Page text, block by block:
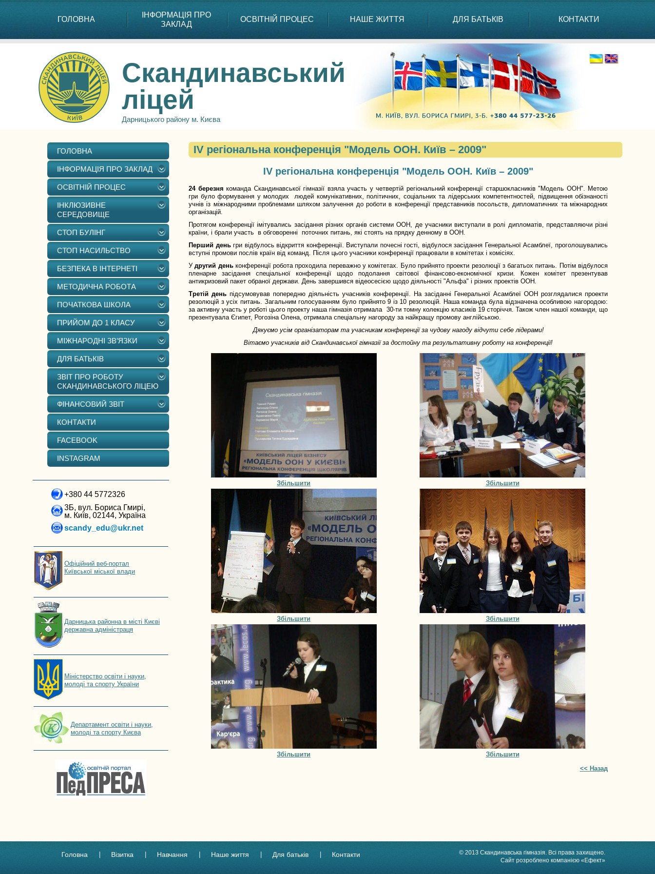
ГОЛОВНА
ІНФОРМАЦІЯ ПРО
ЗАКЛАД
ОСВІТНІЙ ПРОЦЕС НАШЕ ЖИТТЯ ДЛЯ БАТЬКІВ КОНТАКТИ
Скандинавський
ліцей
Дарницького району м. Києва
ГОЛОВНА
ІНФОРМАЦІЯ ПРО ЗАКЛАД
ОСВІТНІЙ ПРОЦЕС
ІНКЛЮЗИВНЕ
СЕРЕДОВИЩЕ
СТОП БУЛІНГ
СТОП НАСИЛЬСТВО
БЕЗПЕКА В ІНТЕРНЕТІ
МЕТОДИЧНА РОБОТА
ПОЧАТКОВА ШКОЛА
ПРИЙОМ ДО 1 КЛАСУ
МІЖНАРОДНІ ЗВ’ЯЗКИ
ДЛЯ БАТЬКІВ
ЗВІТ ПРО РОБОТУ
СКАНДИНАВСЬКОГО ЛІЦЕЮ
ФІНАНСОВИЙ ЗВІТ
КОНТАКТИ
FACEBOOK
INSTAGRAM
+380 44 5772326
3Б, вул. Бориса Гмирі,
м. Київ, 02144, Україна
scandy_edu@ukr.net
Офіційний веб-портал
Київської міської влади
Дарницька районна в місті Києві
державна адміністраця
Мiнiстерство освiти і науки,
молоді та спорту України
Департамент освіти і науки,
молоді та спорту Києва
ІV регіональна конференція "Модель ООН. Київ – 2009"
ІV регіональна конференція "Модель ООН. Київ – 2009"
24 березня команда Скандинавської гімназії взяла участь у четвертій регіональний конференції старшокласників "Модель ООН". Метою
гри було формування у молодих людей комунікативних, політичних, соціальних та лідерських компетентностей, підвищення обізнаності
учнів із міжнародними проблемами шляхом залучення до роботи в конференції представників посольств, дипломатичних та міжнародних
організацій.
Протягом конференції імітувались засідання різних органів системи ООН, де учасники виступали в ролі дипломатів, представляючи різні
країни, і брали участь в обговоренні поточних питань, які стоять на прядку денному в ООН.
Перший деньгри відбулось відкриття конференції. Виступали почесні гості, відбулося засідання Генеральної Асамблеї, проголошувались
вступні промови послів країн від команд. Після цього учасники конференції працювали в комітетах і комісіях.
Удругий деньконференції робота проходила переважно у комітетах. Було прийнято проекти резолюції з багатьох питань. Потім відбулося
пленарне засідання спеціальної конференції щодо подолання світової фінансово-економічної кризи. Кожен комітет презентував
антикризовий пакет обраної держави. День завершився відеосесією щодо діяльності "Альфа" і різних проектів ООН.
Третій день підсумовував попередню діяльність учасників конференції. На засіданні Генеральної Асамблеї ООН розглядалися проекти
резолюцій з усіх питань. Загальним голосуванням було прийнято 9 із 10 резолюцій. Наша команда була відзначена особливою нагородою:
за активну участь у роботі цього проекту наша гімназія отримала 30-ти томну колекцію класиків 19 сторіччя. Також член нашої команди, що
презентувала Єгипет, Рогозіна Олена, отримала спеціальну нагороду за найкращу промову англійською.
Дякуємо усім організаторам та учасникам конференції за чудову нагоду відчути себе лідерами!
Вітаємо учасників від Скандинавської гімназії за достойну та результативну роботу на конференції!
Збільшити Збільшити
Збільшити Збільшити
Збільшити
Збільшити
<< Назад
© 2013 Скандинавська гімназія. Всі права захищено.
Сайт розроблено компанією «Ефект»
Головна Візитка Навчання Наше життя Для батьків Контакти